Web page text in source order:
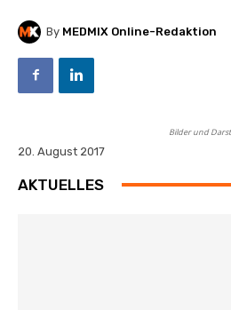
By MEDMIX Online-Redaktion
Bilder und
20. August 2017
AKTUELLES